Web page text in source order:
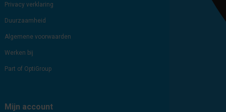
Privacy verklaring
Duurzaamheid
Algemene voorwaarden
Werken bij
Part of OptiGroup
Mijn account